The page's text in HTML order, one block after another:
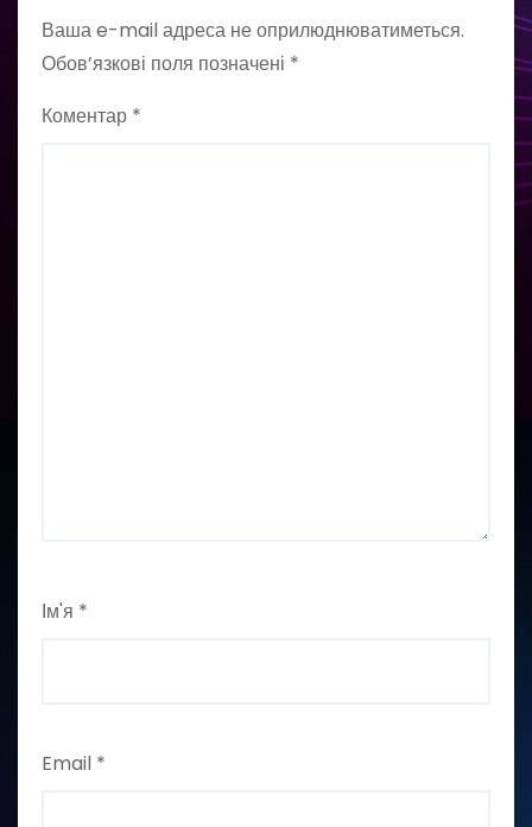
Ваша e-mail адреса не оприлюднюватиметься.
Обов’язкові поля позначені *
Коментар *
Ім'я *
Email *